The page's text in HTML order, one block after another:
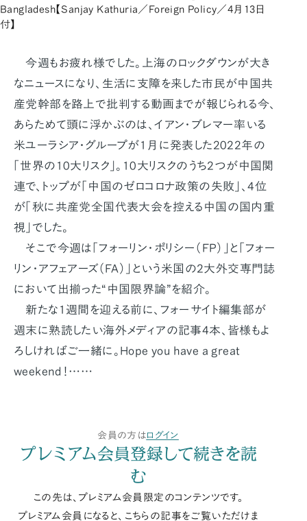
Bangladesh【Sanjay Kathuria／Foreign Policy／4月13日
付】
今週もお疲れ様でした。上海のロックダウンが大き
なニュースになり、生活に支障を来した市民が中国共
産党幹部を路上で批判する動画までが報じられる今、
あらためて頭に浮かぶのは、イアン・ブレマー率いる
米ユーラシア・グループが1月に発表した2022年の
「世界の10大リスク」。10大リスクのうち2つが中国関
連で、トップが「中国のゼロコロナ政策の失敗」、4位
が「秋に共産党全国代表大会を控える中国の国内重
視」でした。
そこで今週は「フォーリン・ポリシー（FP）」と「フォー
リン・アフェアーズ（FA）」という米国の2大外交専門誌
において出揃った“中国限界論”を紹介。
新たな1週間を迎える前に、フォーサイト編集部が
週末に熟読したい海外メディアの記事4本、皆様もよ
ろしければご一緒に。Hope you have a great
weekend！……
会員の方はログイン
プレミアム会員登録して続きを読
む
この先は、プレミアム会員限定のコンテンツです。
プレミアム会員になると、こちらの記事をご覧いただけま